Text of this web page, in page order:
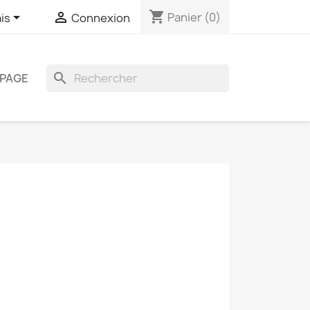
  Connexion shopping_cart Panier (0)
search